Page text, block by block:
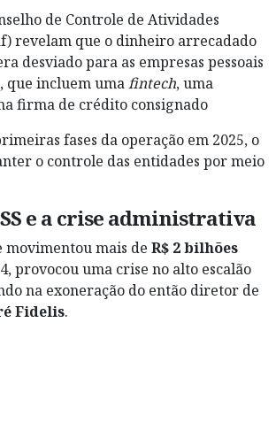
de Controle de Atividades
revelam que o dinheiro arrecadado
desviado para as empresas pessoais
que incluem umafintech, uma
firma de crédito consignado
fases da operação em 2025, o
o controle das entidades por meio
e a crise administrativa
movimentou mais de R$ 2 bilhões
provocou uma crise no alto escalão
na exoneração do então diretor de
Fidelis.